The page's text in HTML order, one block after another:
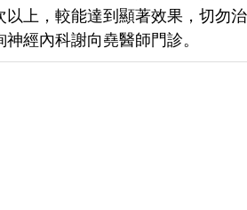
上，較能達到顯著效果，切勿
經內科謝向堯醫師門診。